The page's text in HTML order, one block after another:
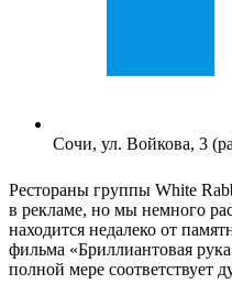
Сочи, ул. Войкова, 3
Рестораны группы White
в рекламе, но мы немного
находится недалеко от
фильма «Бриллиантовая
полной мере соответствует